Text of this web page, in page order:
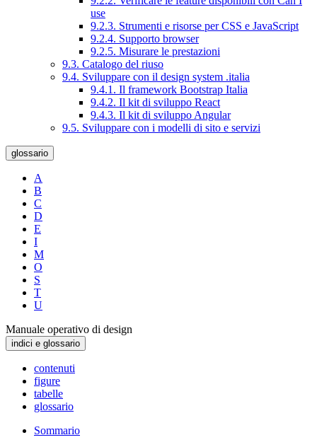
use
9.2.3. Strumenti e risorse per CSS e JavaScript
9.2.4. Supporto browser
9.2.5. Misurare le prestazioni
9.3. Catalogo del riuso
9.4. Sviluppare con il design system .italia
9.4.1. Il framework Bootstrap Italia
9.4.2. Il kit di sviluppo React
9.4.3. Il kit di sviluppo Angular
9.5. Sviluppare con i modelli di sito e servizi
glossario
A
B
C
D
E
I
M
O
S
T
U
Manuale operativo di design
indici e glossario
contenuti
figure
tabelle
glossario
Sommario